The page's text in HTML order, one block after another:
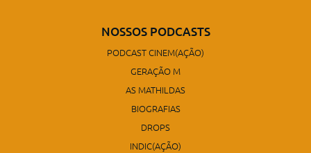
NOSSOS PODCASTS
PODCAST CINEM(AÇÃO)
GERAÇÃO M
AS MATHILDAS
BIOGRAFIAS
DROPS
INDIC(AÇÃO)